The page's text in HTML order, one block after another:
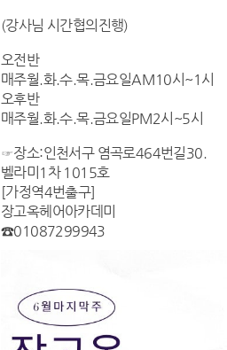
(강사님 시간협의진행)
오전반
매주월.화.수.목.금요일AM10시~1시
오후반
매주월.화.수.목.금요일PM2시~5시
☞장소:인천서구 염곡로464번길30.
벨라미1차 1015호
[가정역4번출구]
장고옥헤어아카데미
☎01087299943